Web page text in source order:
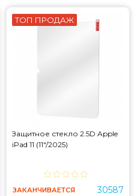
ТОП ПРОДАЖ
Защитное стекло 2.5D Apple
iPad 11 (11"/2025)
ЗАКАНЧИВАЕТСЯ 30587